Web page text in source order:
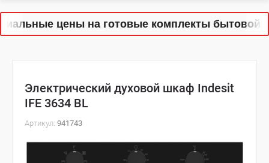
цены на готовые комплекты бытовой
Электрический духовой шкаф Indesit
IFE 3634 BL
Артикул: 941743